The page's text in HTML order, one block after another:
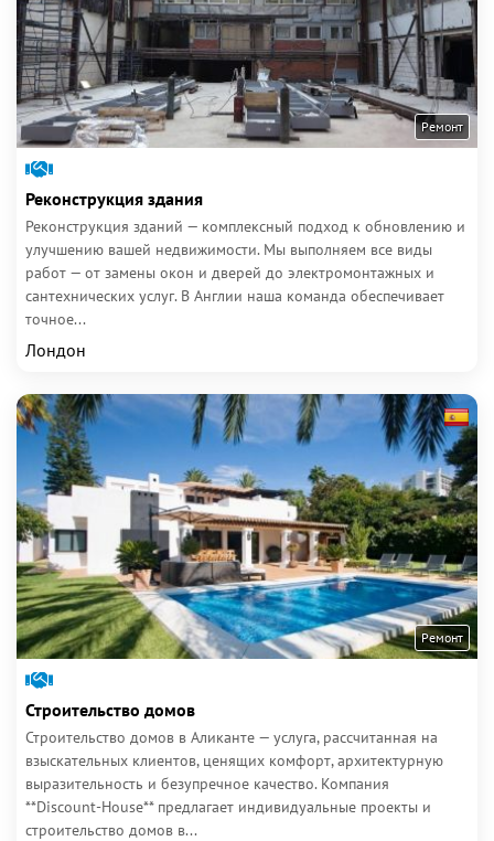
Ремонт
Реконструкция здания
Реконструкция зданий — комплексный подход к обновлению и
улучшению вашей недвижимости. Мы выполняем все виды
работ — от замены окон и дверей до электромонтажных и
сантехнических услуг. В Англии наша команда обеспечивает
точное...
Лондон
Ремонт
Строительство домов
Строительство домов в Аликанте — услуга, рассчитанная на
взыскательных клиентов, ценящих комфорт, архитектурную
выразительность и безупречное качество. Компания
**Discount-House** предлагает индивидуальные проекты и
строительство домов в...